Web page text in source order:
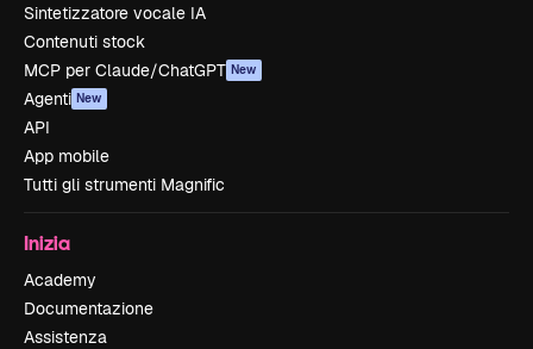
Sintetizzatore vocale IA
Contenuti stock
MCP per Claude/ChatGPT New
Agenti New
API
App mobile
Tutti gli strumenti Magnific
Inizia
Academy
Documentazione
Assistenza